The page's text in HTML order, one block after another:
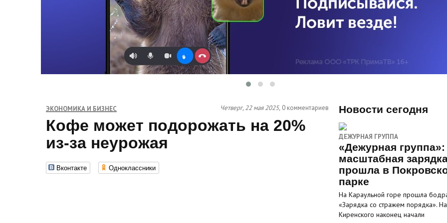
ЭКОНОМИКА И БИЗНЕС Четверг, 22 мая 2025, 0 комментариев
Кофе может подорожать на 20%
из-за неурожая
Вконтакте Одноклассники
Новости сегодня
ДЕЖУРНАЯ ГРУППА
«Дежурная группа»:
масштабная
прошла в
парке
На Караульной горе прошла
«Зарядка со стражем порядка». На
Киренского наконец начали